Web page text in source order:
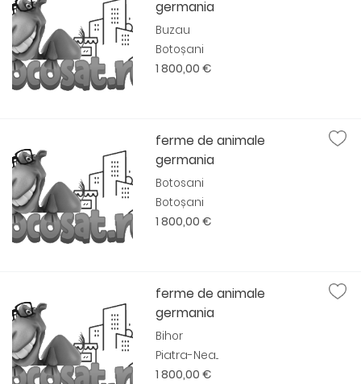
germania
Buzau
Botoșani
1 800,00 €
ferme de animale
germania
Botosani
Botoșani
1 800,00 €
ferme de animale
germania
Bihor
Piatra-Nea...
1 800,00 €